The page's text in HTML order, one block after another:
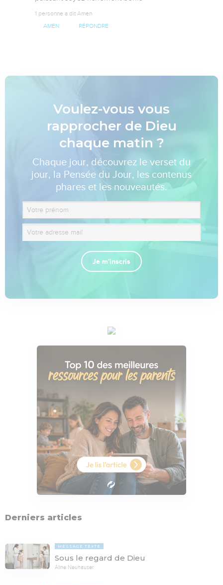
1 personne a dit Amen
AMEN RÉPONDRE
Voulez-vous vous
rapprocher de Dieu
chaque matin ?
Chaque jour, découvrez le verset du
jour, la Pensée du Jour, les contenus
phares et les nouveautés.
Je m'inscris
Derniers articles
MESSAGE TEXTE
Sous le regard de Dieu
Aline Neuhauser